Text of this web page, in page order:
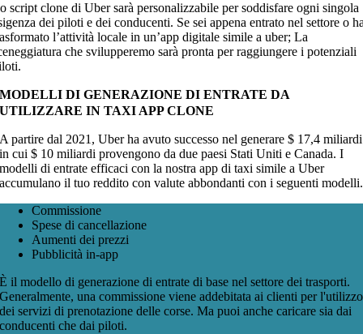
script clone di Uber sarà personalizzabile per soddisfare ogni singola
dei piloti e dei conducenti. Se sei appena entrato nel settore o
l’attività locale in un’app digitale simile a uber; La
che svilupperemo sarà pronta per raggiungere i potenziali
MODELLI DI GENERAZIONE DI ENTRATE DA
UTILIZZARE IN TAXI APP CLONE
A partire dal 2021, Uber ha avuto successo nel generare $ 17,4 miliardi
in cui $ 10 miliardi provengono da due paesi Stati Uniti e Canada. I
modelli di entrate efficaci con la nostra app di taxi simile a Uber
accumulano il tuo reddito con valute abbondanti con i seguenti modelli.
Commissione
Spese di cancellazione
Aumenti dei prezzi
Pubblicità in-app
È il modello di generazione di entrate di base nel settore dei trasporti.
Generalmente, una commissione viene addebitata ai clienti per l'utilizzo
dei servizi di prenotazione delle corse. Ma puoi anche caricare sia dai
conducenti che dai piloti.